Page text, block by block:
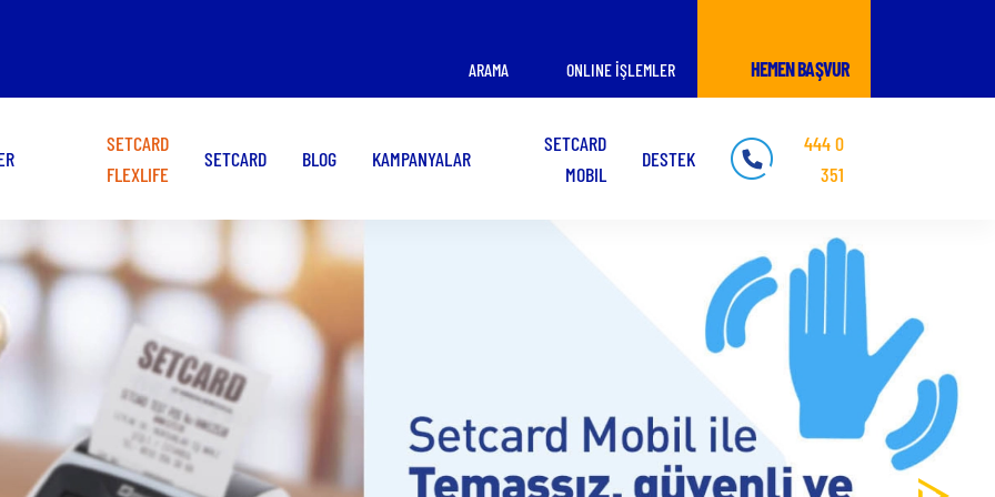
İSTİYORUM!
KART KULLANMAK
İSTİYORUM!
ARAMA ONLINE İŞLEMLER HEMEN BAŞVUR
SETCARD
FLEXLIFE
SETCARD BLOG KAMPANYALAR
SETCARD
MOBIL
DESTEK
444 0
351